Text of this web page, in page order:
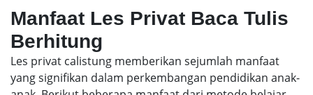
Manfaat Les Privat Baca Tulis
Berhitung
Les privat calistung memberikan sejumlah manfaat
yang signifikan dalam perkembangan pendidikan anak-